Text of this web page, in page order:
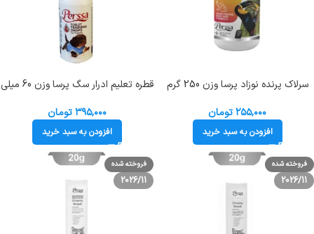
سرلاک پرنده نوزاد پرسا وزن 250 گرم
Probiotic
۲۵۵,۰۰۰تومان
افزودن به سبد خرید
قطره تعلیم ادرار سگ پرسا وزن 60 میلی
۳۹۵,۰۰۰ تومان
افزودن به سبد خرید
فروخته شده
2026/11
فروخته شده
2026/11